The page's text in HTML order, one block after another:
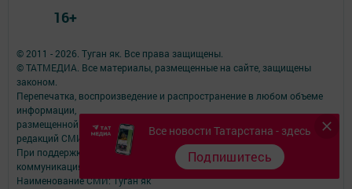
Все новости Татарстана - здесь
Подпишитесь
© 2011 - 2026. Туган як. Все права защищены.
© ТАТМЕДИА. Все материалы, размещенные на сайте, защищены
законом.
Перепечатка, воспроизведение и распространение в любом объеме
информации,
размещенной на сайте, возможна только с письменного согласия
редакций СМИ.
При поддержке Республиканского агентства по печати и массовым
коммуникациям.
Наименование СМИ: Туган як
16+